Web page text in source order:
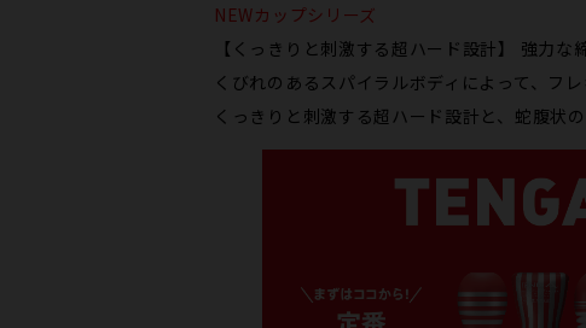
NEWカップシリーズ
【くっきりと刺激する超ハード設計】 強力な
くびれのあるスパイラルボディによって、フ
くっきりと刺激する超ハード設計と、蛇腹状